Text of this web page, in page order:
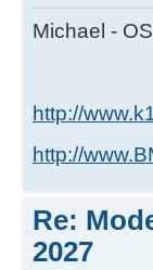
Michael -
http://
http://
Re:
2027